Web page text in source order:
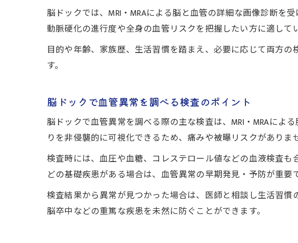
脳ドックでは、MRI・MRAによる脳と血管の詳細な画像診断を
動脈硬化の進行度や全身の血管リスクを把握したい方に適して
目的や年齢、家族歴、生活習慣を踏まえ、必要に応じて両方
す。
脳ドックで血管異常を調べる検査のポイント
脳ドックで血管異常を調べる際の主な検査は、MRI・MRAによ
りを非侵襲的に可視化できるため、痛みや被曝リスクがありま
検査時には、血圧や血糖、コレステロール値などの血液検査
どの基礎疾患がある場合は、血管異常の早期発見・予防が重要
検査結果から異常が見つかった場合は、医師と相談し生活習慣
脳卒中などの重篤な疾患を未然に防ぐことができます。